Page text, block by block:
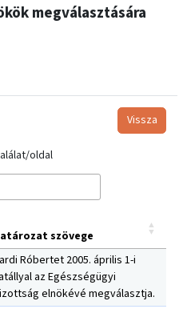
megválasztására
Vissza
oldal
szövege
Róbertet 2005. április 1-i
az Egészségügyi
elnökévé megválasztja.